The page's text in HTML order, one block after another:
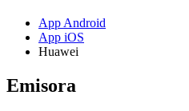
App Android
App iOS
Huawei
Emisora